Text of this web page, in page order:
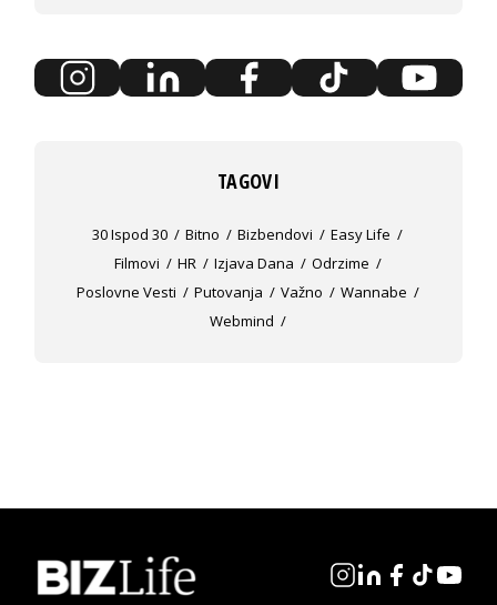
TAGOVI
30 Ispod 30 Bitno Bizbendovi
Easy Life
Filmovi
HR Izjava Dana
Odrzime
Poslovne Vesti
Putovanja Važno
Wannabe
Webmind